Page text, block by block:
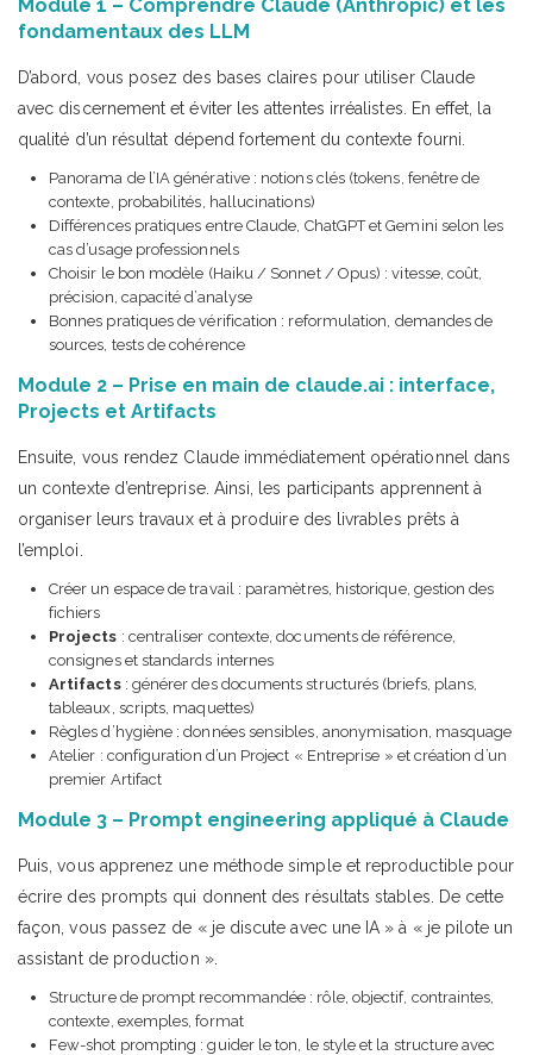
Module 1 – Comprendre Claude (Anthropic) et les
fondamentaux des LLM
D’abord, vous posez des bases claires pour utiliser Claude
avec discernement et éviter les attentes irréalistes. En effet, la
qualité d’un résultat dépend fortement du contexte fourni.
Panorama de l’IA générative : notions clés (tokens, fenêtre de
contexte, probabilités, hallucinations)
Différences pratiques entre Claude, ChatGPT et Gemini selon les
cas d’usage professionnels
Choisir le bon modèle (Haiku / Sonnet / Opus) : vitesse, coût,
précision, capacité d’analyse
Bonnes pratiques de vérification : reformulation, demandes de
sources, tests de cohérence
Module 2 – Prise en main de claude.ai : interface,
Projects et Artifacts
Ensuite, vous rendez Claude immédiatement opérationnel dans
un contexte d’entreprise. Ainsi, les participants apprennent à
organiser leurs travaux et à produire des livrables prêts à
l’emploi.
Créer un espace de travail : paramètres, historique, gestion des
fichiers
Projects : centraliser contexte, documents de référence,
consignes et standards internes
Artifacts: générer des documents structurés (briefs, plans,
tableaux, scripts, maquettes)
Règles d’hygiène : données sensibles, anonymisation, masquage
Atelier : configuration d’un Project « Entreprise » et création d’un
premier Artifact
Module 3 – Prompt engineering appliqué à Claude
Puis, vous apprenez une méthode simple et reproductible pour
écrire des prompts qui donnent des résultats stables. De cette
façon, vous passez de « je discute avec une IA » à « je pilote un
assistant de production ».
Structure de prompt recommandée : rôle, objectif, contraintes,
contexte, exemples, format
Few-shot prompting : guider le ton, le style et la structure avec